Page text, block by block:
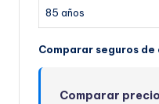
85 años
Comparar seguros de
Comparar